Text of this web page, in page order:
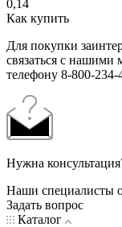
0,14
Как купить
Для покупки
связаться с
телефону 8-800-234-
Нужна
Наши специалисты
Задать вопрос
Каталог